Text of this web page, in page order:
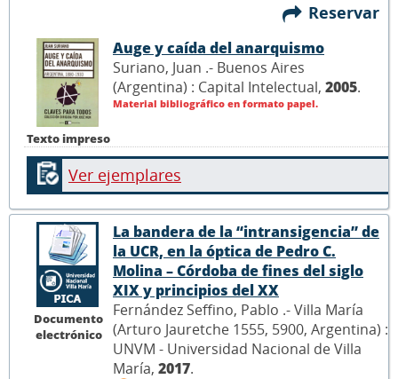
Reservar
Texto impreso
Auge y caída del anarquismo
Suriano, Juan .- Buenos Aires
(Argentina) : Capital Intelectual, 2005.
Material bibliográfico en formato papel.
Ver ejemplares
Documento
electrónico
La bandera de la “intransigencia” de
la UCR, en la óptica de Pedro C.
Molina – Córdoba de fines del siglo
XIX y principios del XX
Fernández Seffino, Pablo .- Villa María
(Arturo Jauretche 1555, 5900, Argentina) :
UNVM - Universidad Nacional de Villa
María, 2017.